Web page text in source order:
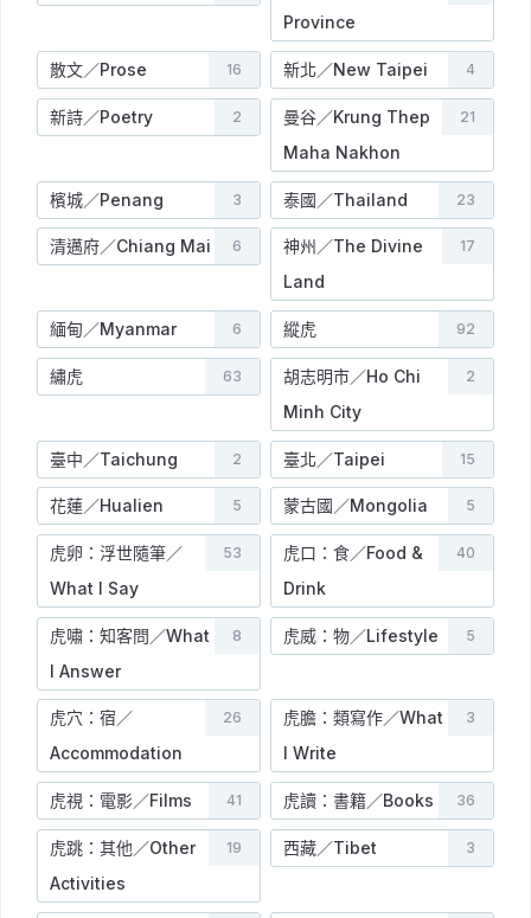
Province
散文／Prose 16 新北／New Taipei 4
新詩／Poetry 2
曼谷／Krung Thep
Maha Nakhon
21
檳城／Penang 3 泰國／Thailand 23
清邁府／Chiang Mai 6
神州／The Divine
Land
17
緬甸／Myanmar 6 縱虎 92
繡虎 63
胡志明市／Ho Chi
Minh City
2
臺中／Taichung 2 臺北／Taipei 15
花蓮／Hualien 5 蒙古國／Mongolia 5
虎卵：浮世隨筆／
What I Say
53
虎口：食／Food &
Drink
40
虎嘯：知客問／What
I Answer
8 虎威：物／Lifestyle 5
虎穴：宿／
Accommodation
26
虎膽：類寫作／What
I Write
3
虎視：電影／Films 41 虎讀：書籍／Books 36
虎跳：其他／Other
Activities
19 西藏／Tibet 3